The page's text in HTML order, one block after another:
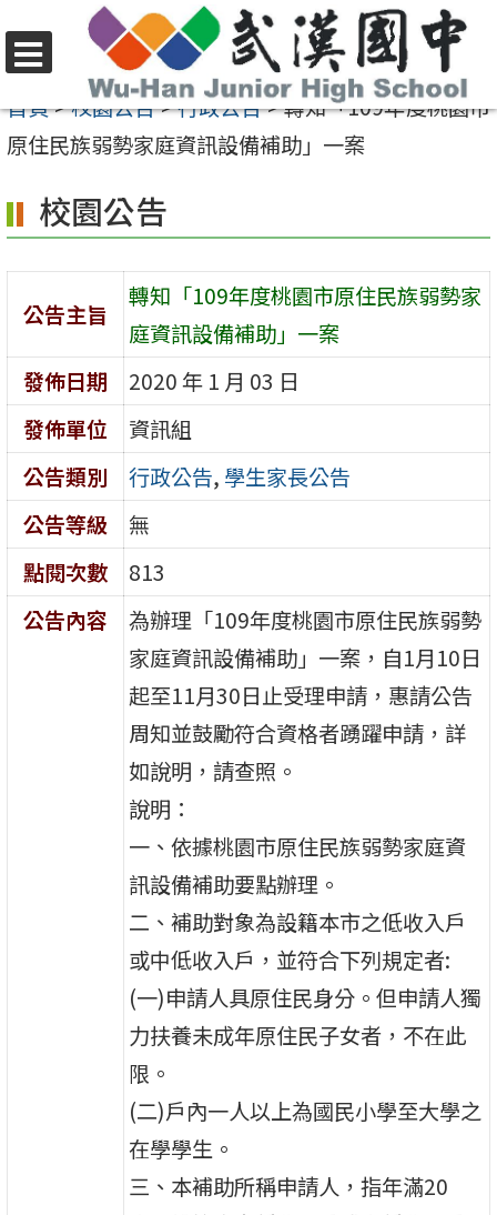
至
要
容
區
選
單
首頁>校園公告>行政公告>轉知「109年度桃園市
原住民族弱勢家庭資訊設備補助」一案
校園公告
公告主旨
轉知「109年度桃園市原住民族弱勢家
庭資訊設備補助」一案
發佈日期
2020 年 1 月 03 日
發佈單位
資訊組
公告類別
行政公告, 學生家長公告
公告等級
無
點閱次數
813
公告內容
為辦理「109年度桃園市原住民族弱勢
家庭資訊設備補助」一案，自1月10日
起至11月30日止受理申請，惠請公告
周知並鼓勵符合資格者踴躍申請，詳
如說明，請查照。
說明：
一、依據桃園市原住民族弱勢家庭資
訊設備補助要點辦理。
二、補助對象為設籍本市之低收入戶
或中低收入戶，並符合下列規定者:
(一)申請人具原住民身分。但申請人獨
力扶養未成年原住民子女者，不在此
限。
(二)戶內一人以上為國民小學至大學之
在學學生。
三、本補助所稱申請人，指年滿20